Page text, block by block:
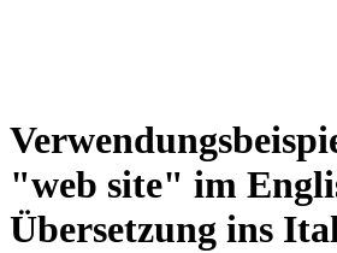
"web site" im
Übersetzung ins